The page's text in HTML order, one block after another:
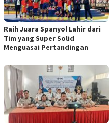
Raih Juara Spanyol Lahir dari
Tim yang Super Solid
Menguasai Pertandingan